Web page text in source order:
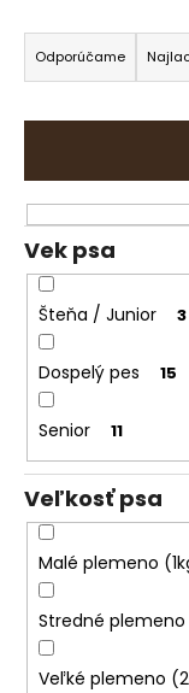
R
a
d
e
i
e
p
r
o
d
u
k
o
v
Odporúčame
Vek psa
Šteňa / Junior 3
Dospelý pes 15
Senior 11
Veľkosť psa
Malé plemeno
Stredné plemeno
Veľké plemeno
e
t
n
á
j
s
?
O
d
p
o